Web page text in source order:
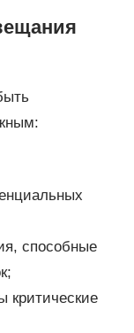
способные
критические